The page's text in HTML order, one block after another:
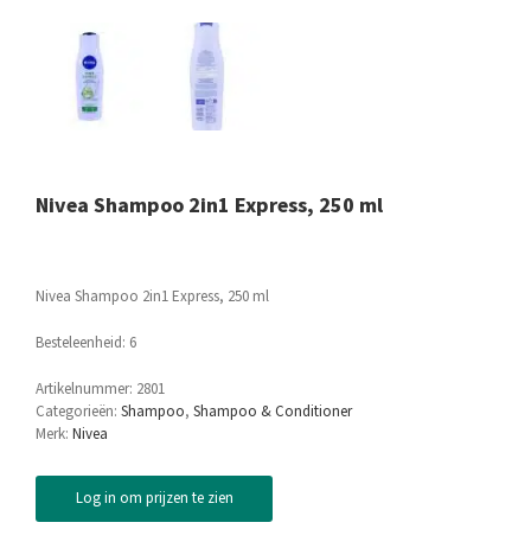
Nivea Shampoo 2in1 Express, 250 ml
Nivea Shampoo 2in1 Express, 250 ml
Besteleenheid: 6
Artikelnummer: 2801
Categorieën: Shampoo, Shampoo & Conditioner
Merk: Nivea
Log in om prijzen te zien